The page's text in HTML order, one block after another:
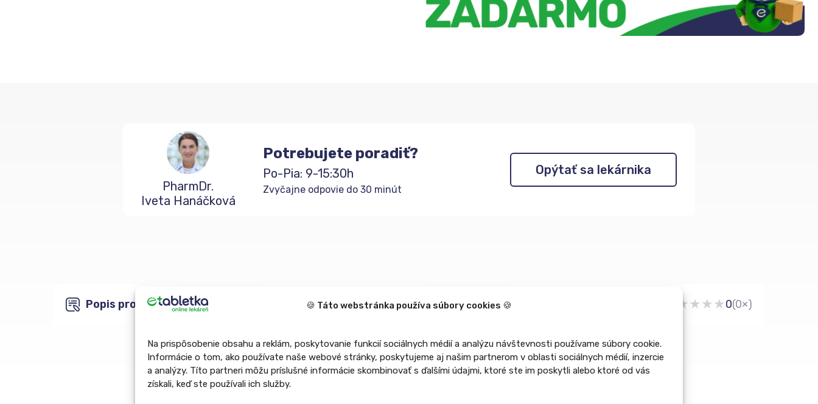
🍪 Táto webstránka používa súbory cookies 🍪
Na prispôsobenie obsahu a reklám, poskytovanie funkcií sociálnych médií a analýzu návštevnosti používame súbory cookie.
Informácie o tom, ako používate naše webové stránky, poskytujeme aj našim partnerom v oblasti sociálnych médií, inzercie
a analýzy. Títo partneri môžu príslušné informácie skombinovať s ďalšími údajmi, ktoré ste im poskytli alebo ktoré od vás
získali, keď ste používali ich služby.
PharmDr.
Iveta Hanáčková
Potrebujete poradiť?
Po-Pia: 9-15:30h
Zvyčajne odpovie do 30 minút
Opýtať sa lekárnika
Popis produktu Doplňujúce informácie ★★★★0(0×)